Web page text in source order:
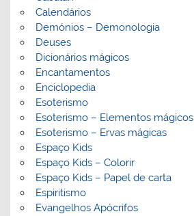
Calendários
Demónios – Demonologia
Deuses
Dicionários mágicos
Encantamentos
Enciclopedia
Esoterismo
Esoterismo – Elementos mágicos
Esoterismo – Ervas mágicas
Espaço Kids
Espaço Kids – Colorir
Espaço Kids – Papel de carta
Espiritismo
Evangelhos Apócrifos